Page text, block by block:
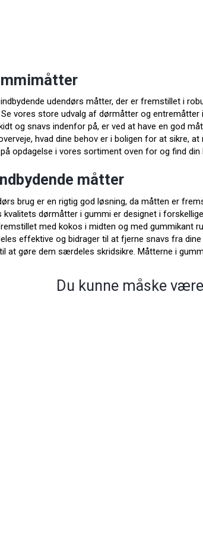
udendørs måtter, der er fremstillet i
vores store udvalg af dørmåtter og
og snavs indenfor på, er ved at have en god
hvad dine behov er i boligen for at sikre,
opdagelse i vores sortiment oven for og find
måtter
brug er en rigtig god løsning, da måtten er
kvalitets dørmåtter i gummi er designet i
med kokos i midten og med gummikant
effektive og bidrager til at fjerne snavs fra
at gøre dem særdeles skridsikre. Måtterne i
Du kunne måske